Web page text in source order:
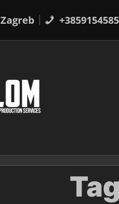
Zagreb